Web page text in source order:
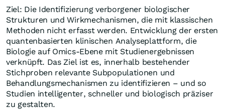
Ziel: Die Identifizierung verborgener biologischer
Strukturen und Wirkmechanismen, die mit klassischen
Methoden nicht erfasst werden. Entwicklung der ersten
quantenbasierten klinischen Analyseplattform, die
Biologie auf Omics-Ebene mit Studienergebnissen
verknüpft. Das Ziel ist es, innerhalb bestehender
Stichproben relevante Subpopulationen und
Behandlungsmechanismen zu identifizieren – und so
Studien intelligenter, schneller und biologisch präziser
zu gestalten.